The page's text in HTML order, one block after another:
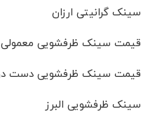
سینک گرانیتی ارزان
قیمت سینک ظرفشویی معمولی
قیمت سینک ظرفشویی دست دوم
سینک ظرفشویی البرز